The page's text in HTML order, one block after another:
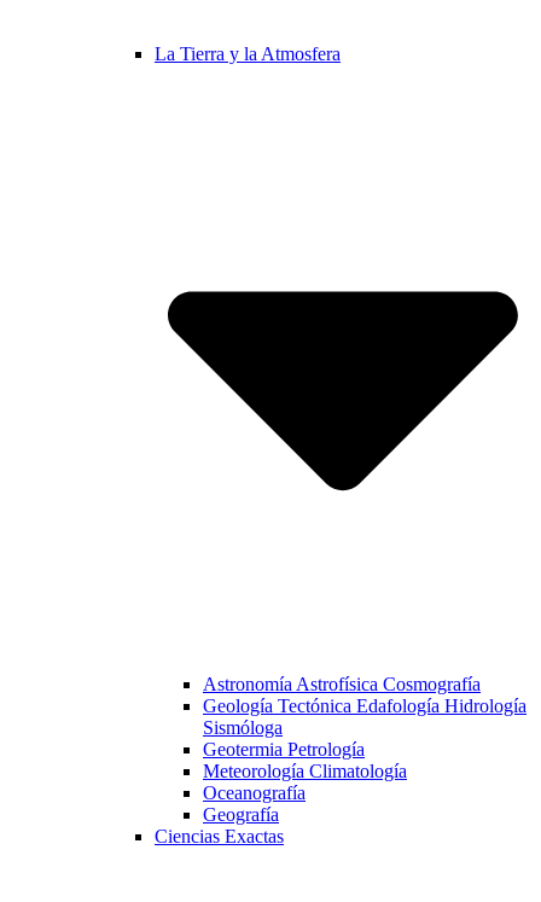
La Tierra y la Atmosfera
Astronomía Astrofísica Cosmografía
Geología Tectónica Edafología Hidrología
Sismóloga
Geotermia Petrología
Meteorología Climatología
Oceanografía
Geografía
Ciencias Exactas